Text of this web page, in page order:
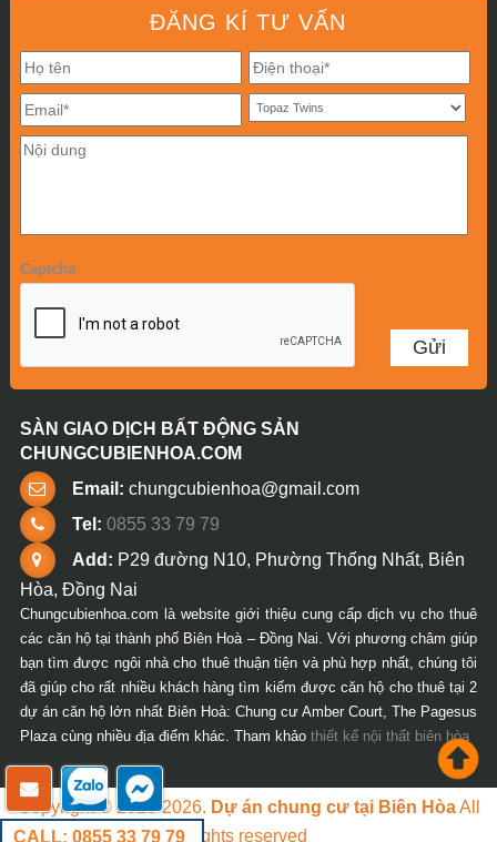
ĐĂNG KÍ TƯ VẤN
Captcha
SÀN GIAO DỊCH BẤT ĐỘNG SẢN
CHUNGCUBIENHOA.COM
Email: chungcubienhoa@gmail.com
Tel: 0855 33 79 79
Add: P29 đường N10, Phường Thống Nhất, Biên
Hòa, Đồng Nai
Chungcubienhoa.com là website giới thiệu cung cấp dịch vụ cho thuê
các căn hộ tại thành phố Biên Hoà – Đồng Nai. Với phương châm giúp
bạn tìm được ngôi nhà cho thuê thuận tiện và phù hợp nhất, chúng tôi
đã giúp cho rất nhiều khách hàng tìm kiếm được căn hộ cho thuê tại 2
dự án căn hộ lớn nhất Biên Hoà: Chung cư Amber Court, The Pagesus
Plaza cùng nhiều địa điểm khác. Tham khảo thiết kế nội thất biên hòa
CALL: 0855 33 79 79
Copyright © 2018-2026. Dự án chung cư tại Biên HòaAll
rights reserved